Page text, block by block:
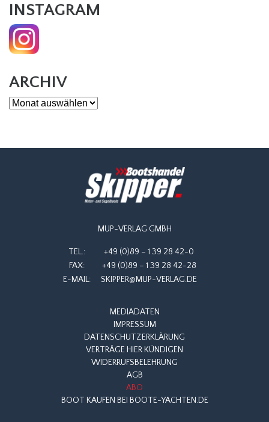
INSTAGRAM
ARCHIV
Archiv
MUP-VERLAG GMBH
TEL.:
+49 (0)89 – 1 39 28 42-0
FAX:
+49 (0)89 – 1 39 28 42-28
E-MAIL:
SKIPPER@MUP-VERLAG.DE
MEDIADATEN
IMPRESSUM
DATENSCHUTZERKLÄRUNG
VERTRÄGE HIER KÜNDIGEN
WIDERRUFSBELEHRUNG
AGB
ABO
BOOT KAUFEN BEI BOOTE-YACHTEN.DE